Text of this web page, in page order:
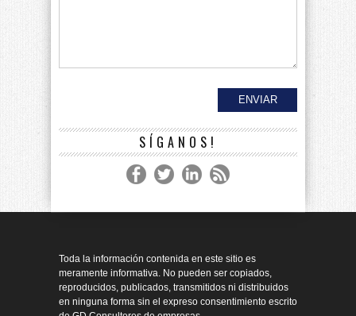
SÍGANOS!
Toda la información contenida en este sitio es
meramente informativa. No pueden ser copiados,
reproducidos, publicados, transmitidos ni distribuidos
en ninguna forma sin el expreso consentimiento escrito